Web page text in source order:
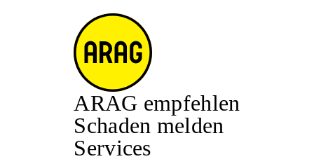
ARAG empfehlen
Schaden melden
Services